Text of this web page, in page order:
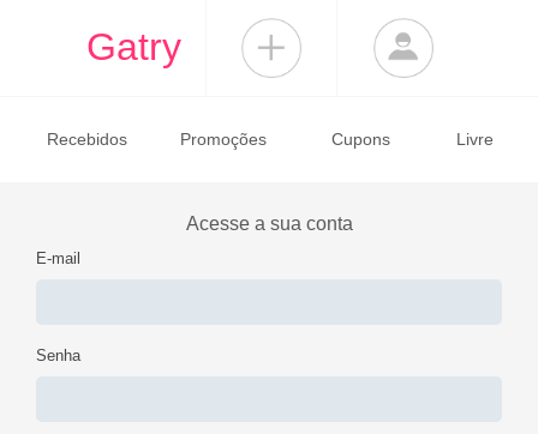
Gatry
Recebidos Promoções Cupons Livre
Acesse a sua conta
E-mail
Senha